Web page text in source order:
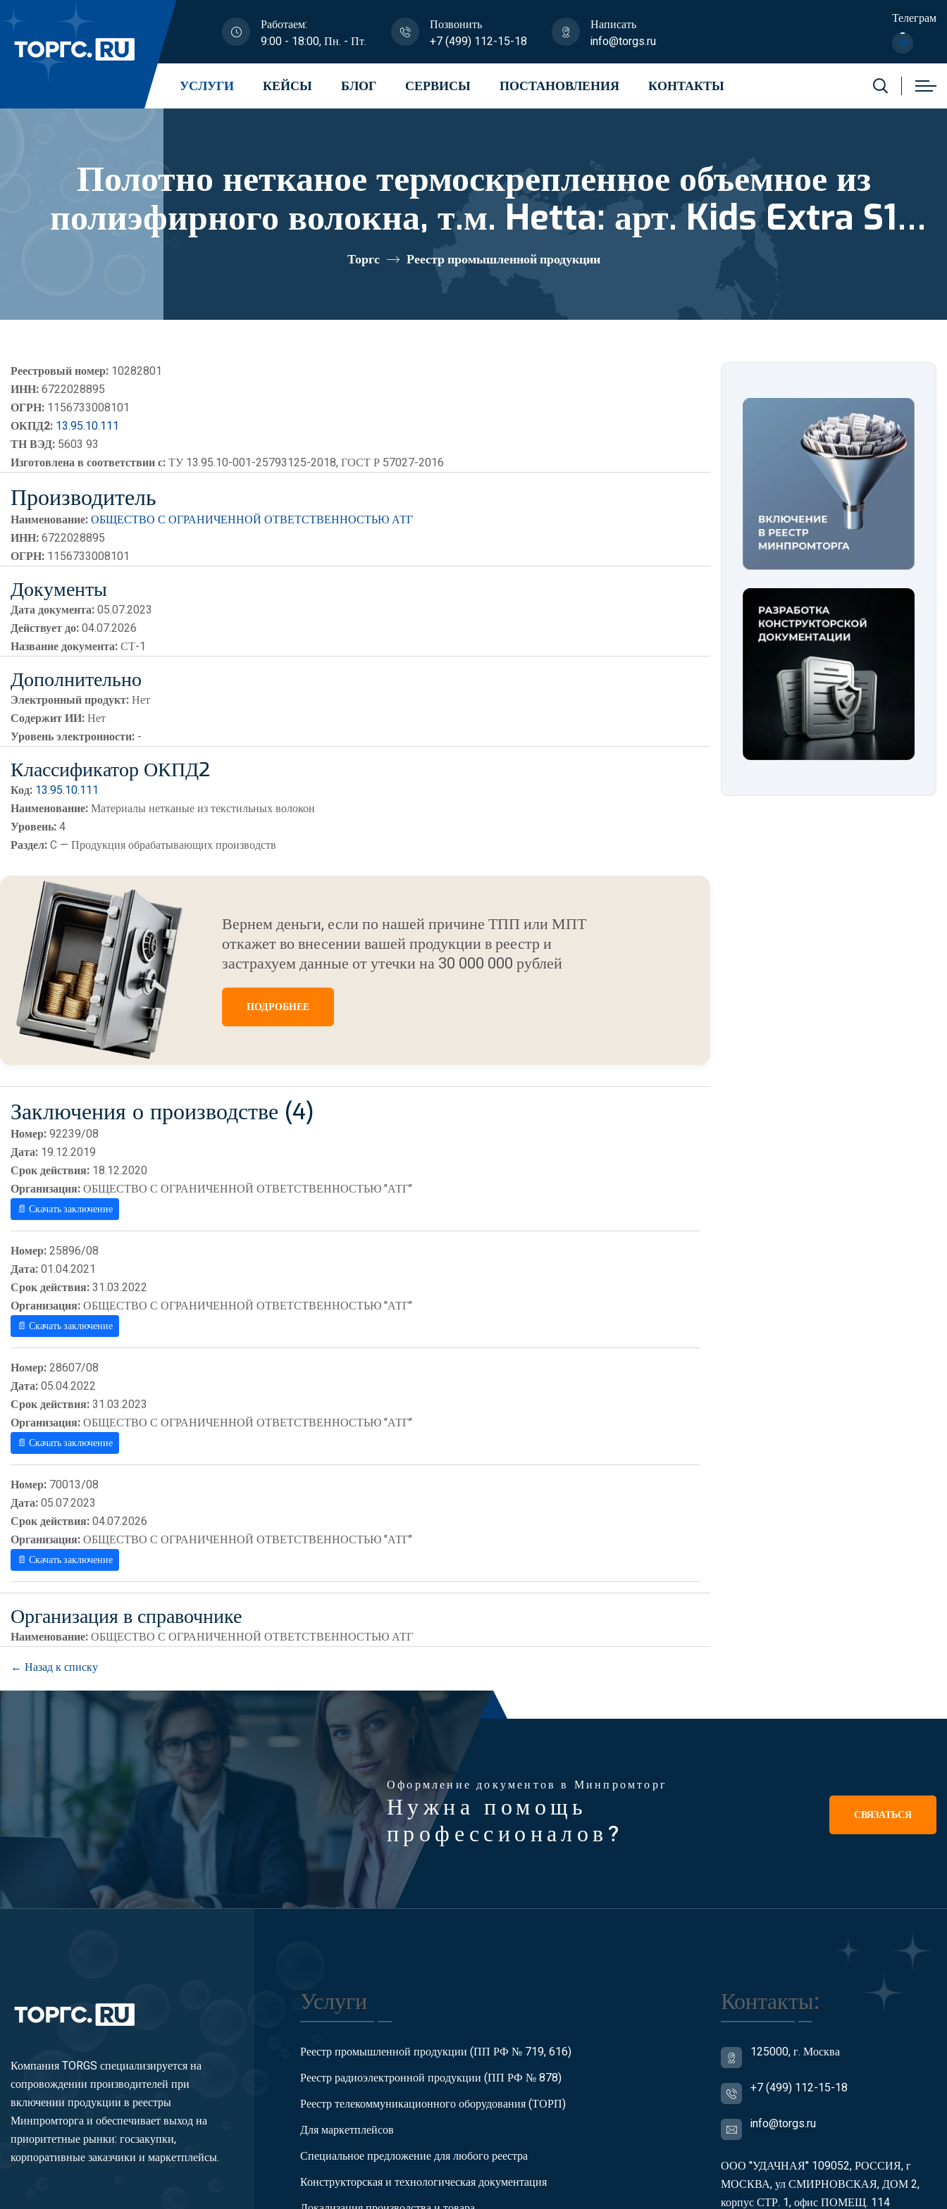
Работаем:
9:00 - 18:00, Пн. - Пт.
Позвонить
+7 (499) 112-15-18
Написать
info@torgs.ru
Телеграм
УСЛУГИ КЕЙСЫ БЛОГ СЕРВИСЫ ПОСТАНОВЛЕНИЯ КОНТАКТЫ
Полотно нетканое термоскрепленное объемное из
полиэфирного волокна, т.м. Hetta: арт. Kids Extra S1
реестровый номер 10282801
Торгс Реестр промышленной продукции
Реестровый номер: 10282801
ИНН:6722028895
ОГРН: 1156733008101
ОКПД2: 13.95.10.111
ТН ВЭД: 5603 93
Изготовлена в соответствии с:ТУ 13.95.10-001-25793125-2018, ГОСТ Р 57027-2016
Производитель
Наименование:ОБЩЕСТВО С ОГРАНИЧЕННОЙ ОТВЕТСТВЕННОСТЬЮ АТГ
ИНН:6722028895
ОГРН: 1156733008101
Документы
Дата документа:05.07.2023
Действует до:04.07.2026
Название документа:СТ-1
Дополнительно
Электронный продукт:Нет
Содержит ИИ:Нет
Уровень электронности: -
Классификатор ОКПД2
Код: 13.95.10.111
Наименование:Материалы нетканые из текстильных волокон
Уровень:4
Раздел:C — Продукция обрабатывающих производств
Вернем деньги, если по нашей причине ТПП или МПТ
откажет во внесении вашей продукции в реестр и
застрахуем данные от утечки на 30 000 000 рублей
ПОДРОБНЕЕ
Заключения о производстве (4)
Номер:92239/08
Дата: 19.12.2019
Срок действия: 18.12.2020
Организация:ОБЩЕСТВО С ОГРАНИЧЕННОЙ ОТВЕТСТВЕННОСТЬЮ "АТГ"
📄 Скачать заключение
Номер:25896/08
Дата:01.04.2021
Срок действия:31.03.2022
Организация:ОБЩЕСТВО С ОГРАНИЧЕННОЙ ОТВЕТСТВЕННОСТЬЮ "АТГ"
📄 Скачать заключение
Номер:28607/08
Дата:05.04.2022
Срок действия:31.03.2023
Организация:ОБЩЕСТВО С ОГРАНИЧЕННОЙ ОТВЕТСТВЕННОСТЬЮ "АТГ"
📄 Скачать заключение
Номер: 70013/08
Дата:05.07.2023
Срок действия:04.07.2026
Организация:ОБЩЕСТВО С ОГРАНИЧЕННОЙ ОТВЕТСТВЕННОСТЬЮ "АТГ"
📄 Скачать заключение
Организация в справочнике
Наименование:ОБЩЕСТВО С ОГРАНИЧЕННОЙ ОТВЕТСТВЕННОСТЬЮ АТГ
← Назад к списку
Оформление документов в Минпромторг
Нужна помощь
профессионалов?
СВЯЗАТЬСЯ
Компания TORGS специализируется на
сопровождении производителей при
включении продукции в реестры
Минпромторга и обеспечивает выход на
приоритетные рынки: госзакупки,
корпоративные заказчики и маркетплейсы.
Услуги
Реестр промышленной продукции (ПП РФ № 719, 616)
Реестр радиоэлектронной продукции (ПП РФ № 878)
Реестр телекоммуникационного оборудования (ТОРП)
Для маркетплейсов
Специальное предложение для любого реестра
Конструкторская и технологическая документация
Контакты:
125000, г. Москва
+7 (499) 112-15-18
info@torgs.ru
ООО "УДАЧНАЯ" 109052, РОССИЯ, г
МОСКВА, ул СМИРНОВСКАЯ, ДОМ 2,
корпус СТР. 1, офис ПОМЕЩ. 114